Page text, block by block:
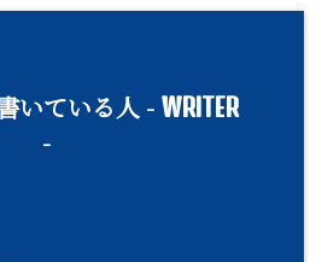
いている人 - WRITER
-